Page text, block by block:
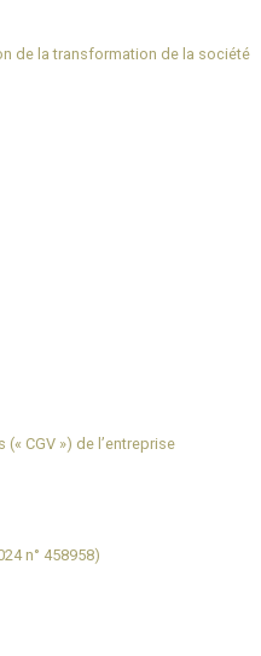
de la transformation de la société
CGV ») de l’entreprise
n° 458958)